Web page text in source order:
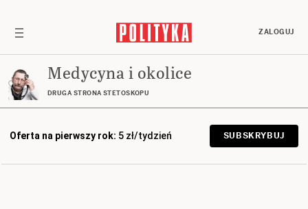
ZALOGUJ
Medycyna i okolice
DRUGA STRONA STETOSKOPU
Oferta na pierwszy rok: 5 zł/tydzień SUBSKRYBUJ